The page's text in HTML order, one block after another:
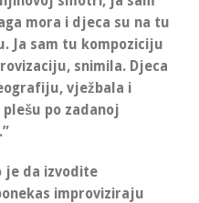
mora i djeca su na tu
Ja sam tu kompoziciju
snimila. Djeca
vježbala i
po zadanoj
”
je da izvodite
improviziraju